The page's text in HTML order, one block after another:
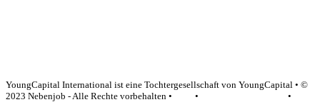
YoungCapital International ist eine Tochtergesellschaft von YoungCapital • ©
2023 Nebenjob - Alle Rechte vorbehalten •
•
•